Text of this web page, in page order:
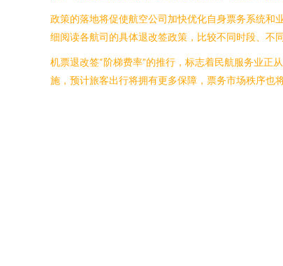
政策的落地将促使航空公司加快优化自身票务系统和
细阅读各航司的具体退改签政策，比较不同时段、不
机票退改签“阶梯费率”的推行，标志着民航服务业正
施，预计旅客出行将拥有更多保障，票务市场秩序也